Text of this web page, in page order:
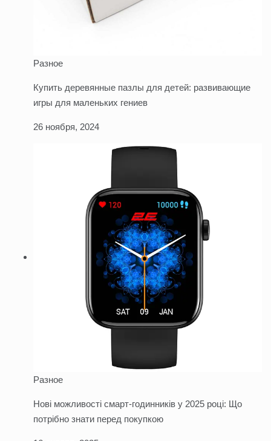
Разное
Купить деревянные пазлы для детей: развивающие
игры для маленьких гениев
26 ноября, 2024
Разное
Нові можливості смарт-годинників у 2025 році: Що
потрібно знати перед покупкою